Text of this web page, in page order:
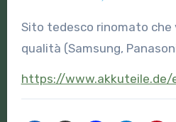
Sito tedesco rinomato che vende batterie di
qualità (Samsung,
https://www.akkuteile.de/